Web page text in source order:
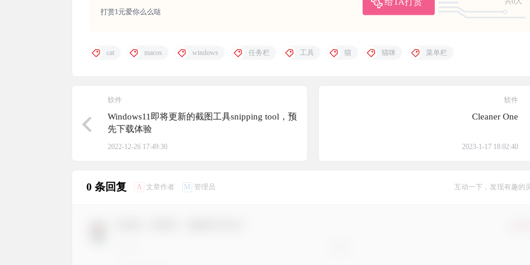
打赏1元爱你么么哒
cat macos windows 任务栏 工具 猫 猫咪 菜单栏
软件
Windows11即将更新的截图工具snipping tool，预
先下载体验
2022-12-26 17:49:30
软件
Cleaner One
2023-1-17 18:02:40
0 条回复 A 文章作者 M 管理员 互动一下，发现有趣的